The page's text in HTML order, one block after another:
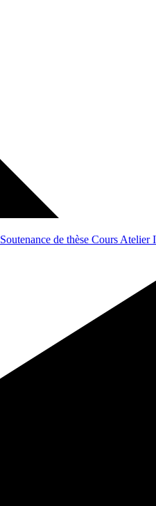
Soutenance de thèse Cours Atelier